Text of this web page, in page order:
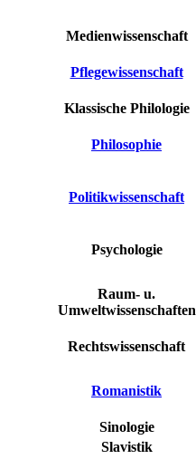
Medienwissenschaft
Pflegewissenschaft
Klassische Philologie
Philosophie
Politikwissenschaft
Psychologie
Raum- u.
Umweltwissenschaften
Rechtswissenschaft
Romanistik
Sinologie
Slavistik